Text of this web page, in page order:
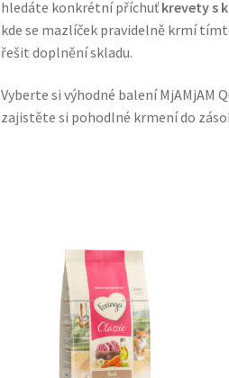
hledáte konkrétní příchuť krevety s
kde se mazlíček pravidelně krmí
řešit doplnění skladu.
Vyberte si výhodné balení MjAMjAM
zajistěte si pohodlné krmení do